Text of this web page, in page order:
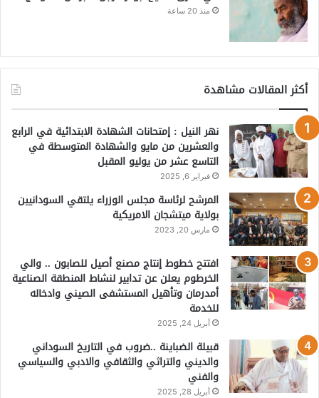
منذ 20 ساعة
أكثر المقالات مشاهدة
نهر النيل : إمتحانات الشهادة الابتدائية في الرابع
والعشرين من مايو والشهادة المتوسطة في
التاسع عشر من يوليو المقبل
فبراير 6, 2025
المرشح لرئاسة مجلس الوزراء يلتقي السودانيين
بولاية ميتشجان الامريكية
مارس 20, 2023
افتتح خطوط إنتاج مصنع أصيل للصابون .. والي
الخرطوم يعلن عن تدابير لنشاط المنطقة الصناعية
أمدرمان وتأهيل المستشفى الصيني وادخاله
للخدمة
أبريل 24, 2025
قبيلة الضباينة ..ضروب في التاريخ السوداني
والديني والتراثي والثقافي والادبي والسياسي
والفني
أبريل 28, 2025